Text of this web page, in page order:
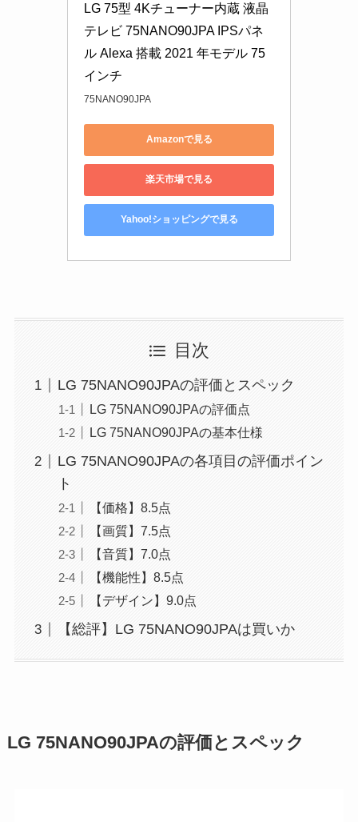
LG 75型 4Kチューナー内蔵 液晶
テレビ 75NANO90JPA IPSパネ
ル Alexa 搭載 2021 年モデル 75
インチ
75NANO90JPA
Amazonで見る
楽天市場で見る
Yahoo!ショッピングで見る
目次
LG 75NANO90JPAの評価とスペック
LG 75NANO90JPAの評価点
LG 75NANO90JPAの基本仕様
LG 75NANO90JPAの各項目の評価ポイン
ト
【価格】8.5点
【画質】7.5点
【音質】7.0点
【機能性】8.5点
【デザイン】9.0点
【総評】LG 75NANO90JPAは買いか
LG 75NANO90JPAの評価とスペック